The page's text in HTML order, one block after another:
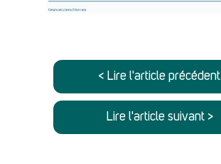
< Lire l'article précédent
Lire l'article suivant >